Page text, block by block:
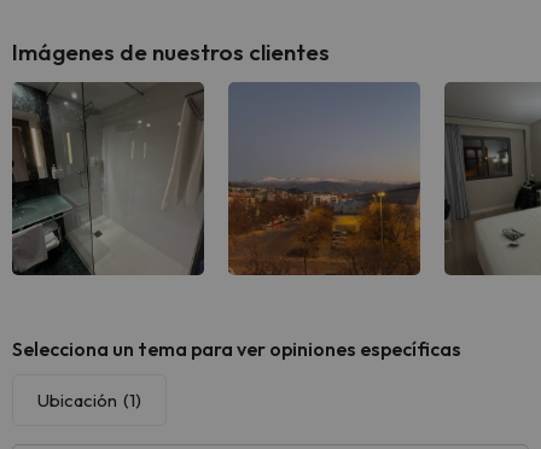
Imágenes de nuestros clientes
Selecciona un tema para ver opiniones específicas
Ubicación (1)